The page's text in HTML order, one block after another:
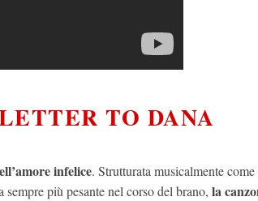
TO DANA
infelice. Strutturata musicalmente
sempre più pesante nel corso del brano, la